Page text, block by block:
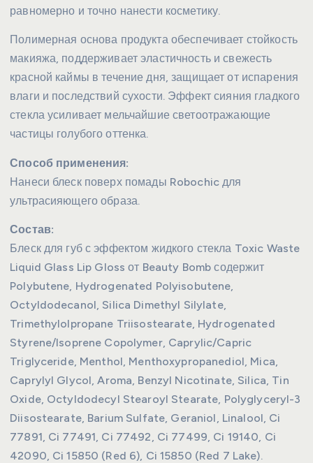
равномерно и точно нанести косметику.
Полимерная основа продукта обеспечивает стойкость
макияжа, поддерживает эластичность и свежесть
красной каймы в течение дня, защищает от испарения
влаги и последствий сухости. Эффект сияния гладкого
стекла усиливает мельчайшие светоотражающие
частицы голубого оттенка.
Способ применения:
Нанеси блеск поверх помады Robochic для
ультрасияющего образа.
Состав:
Блеск для губ с эффектом жидкого стекла Toxic Waste
Liquid Glass Lip Gloss от Beauty Bomb содержит
Polybutene, Hydrogenated Polyisobutene,
Octyldodecanol, Silica Dimethyl Silylate,
Trimethylolpropane Triisostearate, Hydrogenated
Styrene/Isoprene Copolymer, Caprylic/Capric
Triglyceride, Menthol, Menthoxypropanediol, Mica,
Caprylyl Glycol, Aroma, Benzyl Nicotinate, Silica, Tin
Oxide, Octyldodecyl Stearoyl Stearate, Polyglyceryl-3
Diisostearate, Barium Sulfate, Geraniol, Linalool, Ci
77891, Ci 77491, Ci 77492, Ci 77499, Ci 19140, Ci
42090, Ci 15850 (Red 6), Ci 15850 (Red 7 Lake).